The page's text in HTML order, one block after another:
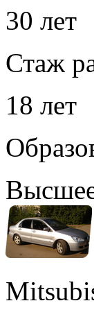
30 лет
Стаж
18 лет